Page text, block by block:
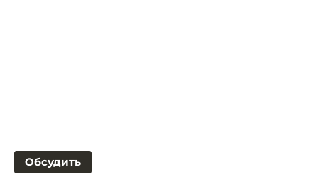
Обсудить